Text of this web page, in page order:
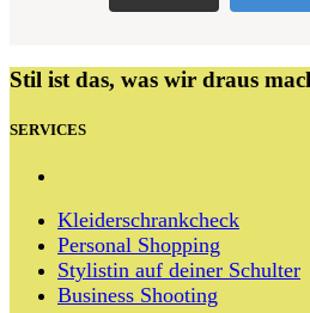
Stil ist das, was wir draus
SERVICES
Kleiderschrankcheck
Personal Shopping
Stylistin auf deiner Schulter
Business Shooting